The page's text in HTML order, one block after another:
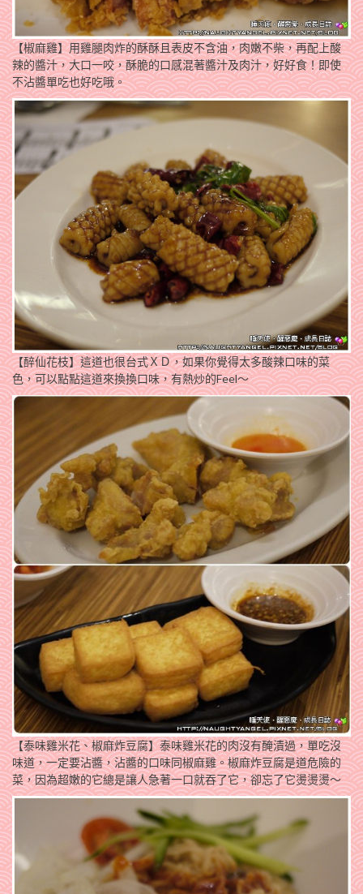
【椒麻雞】用雞腿肉炸的酥酥且表皮不含油，肉嫩不柴，再配上酸
辣的醬汁，大口一咬，酥脆的口感混著醬汁及肉汁，好好食！即使
不沾醬單吃也好吃哦。
【醉仙花枝】這道也很台式ＸＤ，如果你覺得太多酸辣口味的菜
色，可以點點這道來換換口味，有熱炒的Feel～
【泰味雞米花、椒麻炸豆腐】泰味雞米花的肉沒有醃漬過，單吃沒
味道，一定要沾醬，沾醬的口味同椒麻雞。椒麻炸豆腐是道危險的
菜，因為超嫩的它總是讓人急著一口就吞了它，卻忘了它燙燙燙～